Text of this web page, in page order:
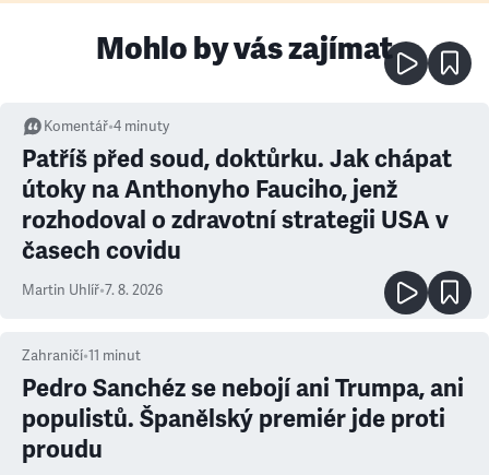
Mohlo by vás zajímat
Komentář•4 minuty
Patříš před soud, doktůrku. Jak chápat
útoky na Anthonyho Fauciho, jenž
rozhodoval o zdravotní strategii USA v
časech covidu
Martin Uhlíř•7. 8. 2026
Zahraničí•11 minut
Pedro Sanchéz se nebojí ani Trumpa, ani
populistů. Španělský premiér jde proti
proudu